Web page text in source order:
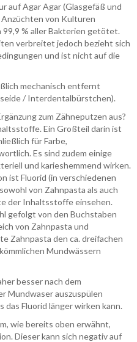
auf Agar Agar (Glasgefäß und
Anzüchten von Kulturen
% aller Bakterien getötet.
verbreitet jedoch bezieht sich
und ist nicht auf die
mechanisch entfernt
/ Interdentalbürstchen).
zum Zähneputzen aus?
Ein Großteil darin ist
für Farbe,
Es sind zudem einige
und karieshemmend wirken.
ist Fluorid (in verschiedenen
von Zahnpasta als auch
der Inhaltsstoffe einsehen.
gefolgt von den Buchstaben
von Zahnpasta und
Zahnpasta den ca. dreifachen
Mundwässern
besser nach dem
Mundwaser auszuspülen
das Fluorid länger wirken kann.
wie bereits oben erwähnt,
Dieser kann sich negativ auf